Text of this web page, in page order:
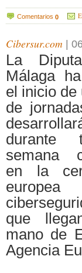
Comentarios 0
Cibersur.com
La
Málaga
el inicio de
de
durante
semana
en la
que
mano de
Agencia